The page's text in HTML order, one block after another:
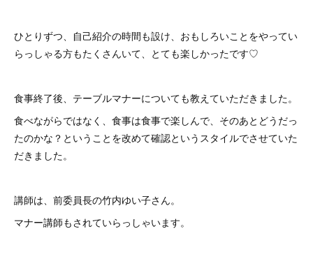
ひとりずつ、自己紹介の時間も設け、おもしろいことをやってい
らっしゃる方もたくさんいて、とても楽しかったです♡
食事終了後、テーブルマナーについても教えていただきました。
食べながらではなく、食事は食事で楽しんで、そのあとどうだっ
たのかな？ということを改めて確認というスタイルでさせていた
だきました。
講師は、前委員長の竹内ゆい子さん。
マナー講師もされていらっしゃいます。